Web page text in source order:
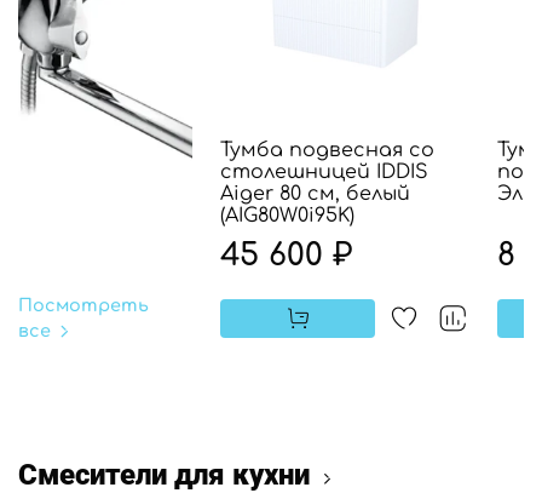
Посмотреть
все
Тумба подвесная со
столешницей IDDIS
Aiger 80 см, белый
(AIG80W0i95K)
45 600 ₽
под
8
Смесители для кухни